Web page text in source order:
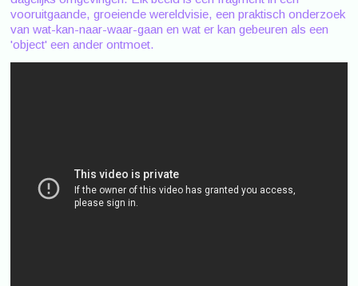
vooruitgaande, groeiende wereldvisie, een praktisch onderzoek
van wat-kan-naar-waar-gaan en wat er kan gebeuren als een
'object' een ander ontmoet.